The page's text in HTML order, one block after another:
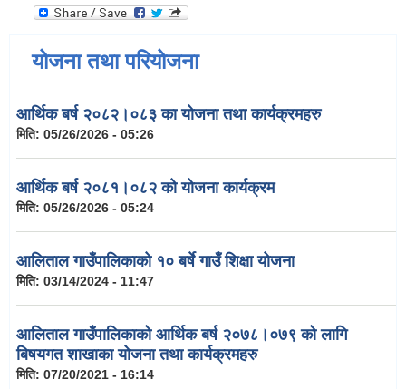
योजना तथा परियोजना
आर्थिक बर्ष २०८२।०८३ का योजना तथा कार्यक्रमहरु
मिति: 05/26/2026 - 05:26
आर्थिक बर्ष २०८१।०८२ को योजना कार्यक्रम
मिति: 05/26/2026 - 05:24
आलिताल गाउँपालिकाको १० बर्षे गाउँ शिक्षा योजना
मिति: 03/14/2024 - 11:47
आलिताल गाउँपालिकाको आर्थिक बर्ष २०७८।०७९ को लागि
बिषयगत शाखाका योजना तथा कार्यक्रमहरु
मिति: 07/20/2021 - 16:14